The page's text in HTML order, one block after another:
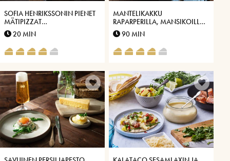
SOFIA HENRIKSSONIN PIENET
MÄTIPIZZAT
VÄSTERBOTTENSOSTIN®
KANSSA
20 MIN
MANTELIKAKKU
RAPARPERILLA, MANSIKOILLA
JA JÄÄTELÖLLÄ
90 MIN